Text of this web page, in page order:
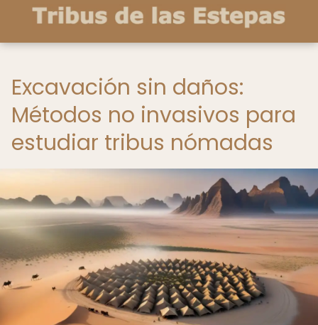
Excavación sin daños:
Métodos no invasivos para
estudiar tribus nómadas